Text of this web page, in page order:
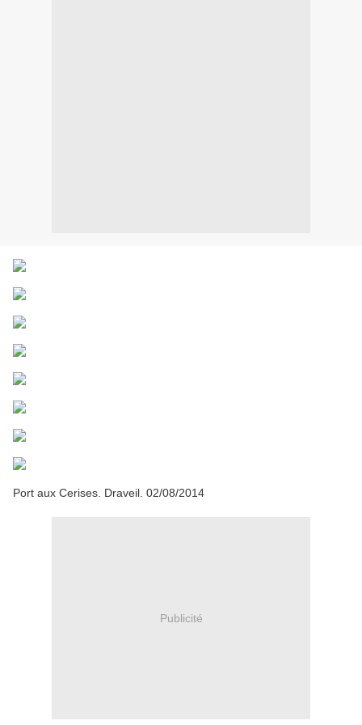
Port aux Cerises. Draveil. 02/08/2014
Publicité